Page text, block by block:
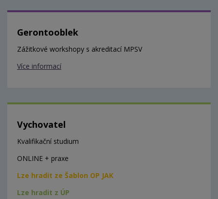
Gerontooblek
Zážitkové workshopy s akreditací MPSV
Více informací
Vychovatel
Kvalifikační studium
ONLINE + praxe
Lze hradit ze Šablon OP JAK
Lze hradit z ÚP